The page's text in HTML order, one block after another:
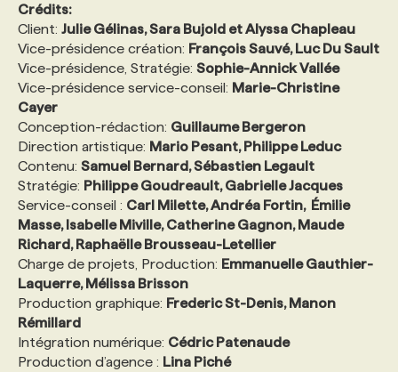
Crédits:
Client: Julie Gélinas, Sara Bujold et Alyssa Chapleau
Vice-présidence création: François Sauvé, Luc Du Sault
Vice-présidence, Stratégie: Sophie-Annick Vallée
Vice-présidence service-conseil: Marie-Christine
Cayer
Conception-rédaction: Guillaume Bergeron
Direction artistique: Mario Pesant, Philippe Leduc
Contenu: Samuel Bernard, Sébastien Legault
Stratégie: Philippe Goudreault, Gabrielle Jacques
Service-conseil : Carl Milette, Andréa Fortin, Émilie
Masse, Isabelle Miville, Catherine Gagnon, Maude
Richard, Raphaëlle Brousseau-Letellier
Charge de projets, Production: Emmanuelle Gauthier-
Laquerre, Mélissa Brisson
Production graphique: Frederic St-Denis, Manon
Rémillard
Intégration numérique: Cédric Patenaude
Production d’agence : Lina Piché